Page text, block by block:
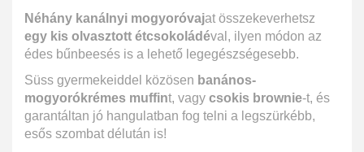
Néhány kanálnyi mogyoróvajat összekeverhetsz
egy kis olvasztott étcsokoládéval, ilyen módon az
édes bűnbeesés is a lehető legegészségesebb.
Süss gyermekeiddel közösen banános-
mogyorókrémes muffint, vagy csokis brownie-t, és
garantáltan jó hangulatban fog telni a legszürkébb,
esős szombat délután is!